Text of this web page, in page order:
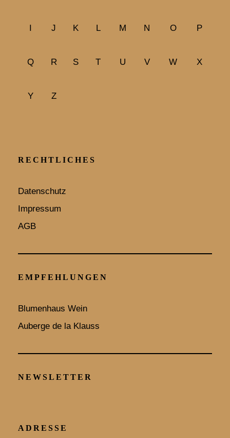
I J K L M N O P
Q R S T U V W X
Y Z
RECHTLICHES
Datenschutz
Impressum
AGB
EMPFEHLUNGEN
Blumenhaus Wein
Auberge de la Klauss
NEWSLETTER
ADRESSE